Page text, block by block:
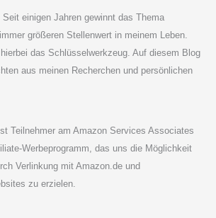
einigen Jahren gewinnt das Thema
größeren Stellenwert in meinem Leben.
das Schlüsselwerkzeug. Auf diesem Blog
aus meinen Recherchen und persönlichen
Teilnehmer am Amazon Services Associates
Werbeprogramm, das uns die Möglichkeit
Verlinkung mit Amazon.de und
zu erzielen.